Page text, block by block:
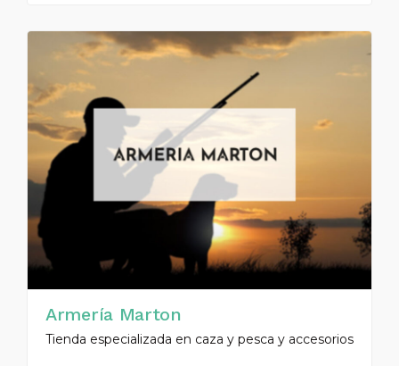
Armería Marton
Tienda especializada en caza y pesca y accesorios